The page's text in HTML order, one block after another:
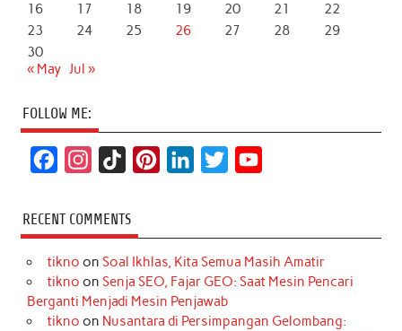
16
17 18 19 20 21
22
23
24 25 26 27 28
29
30
« May Jul »
FOLLOW ME:
c
e
b
o
s
t
a
r
k
T
o
k
t
e
r
e
k
e
d
I
t
t
r
T
u
e
RECENT COMMENTS
tikno on Soal Ikhlas, Kita Semua Masih Amatir
tikno on Senja SEO, Fajar GEO: Saat Mesin Pencari
Berganti Menjadi Mesin Penjawab
tikno on Nusantara di Persimpangan Gelombang: